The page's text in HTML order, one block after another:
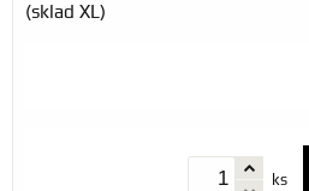
(sklad XL)
ks